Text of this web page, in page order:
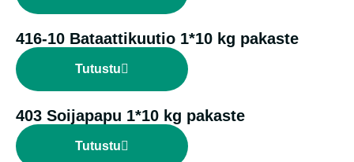
416-10 Bataattikuutio 1*10 kg pakaste
Tutustu
403 Soijapapu 1*10 kg pakaste
Tutustu